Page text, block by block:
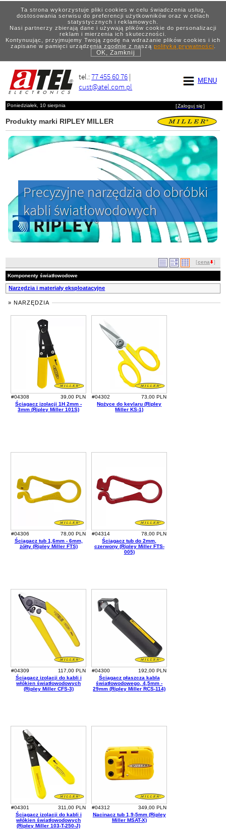
Ta strona wykorzystuje pliki cookies w celu świadczenia usług,
dostosowania serwisu do preferencji użytkowników oraz w celach
statystycznych i reklamowych.
Nasi partnerzy zbierają dane i używają plików cookie do personalizacji
reklam i mierzenia ich skuteczności.
Kontynuując, przyjmujemy Twoją zgodę na wdrażanie plików cookies i ich
zapisane w pamięci urządzenia zgodnie z naszą polityką prywatności.
OK, Zamknij
MENU
tel.:77 455 60 76 |
cust@atel.com.pl
Poniedziałek, 10 sierpnia [Zaloguj się]
Produkty marki RIPLEY MILLER
Precyzyjne narzędzia do obróbki
kabli światłowodowych
[cena ]
Komponenty światłowodowe
Narzędzia i materiały eksploatacyjne
» NARZĘDZIA
#04308
39,00 PLN
Ściągacz izolacji 1H 2mm -
3mm (Ripley Miller 101S)
#04302
73,00 PLN
Nożyce do kevlaru (Ripley
Miller KS-1)
#04306
78,00 PLN
Ściągacz tub 1,6mm - 6mm,
żółty (Ripley Miller FTS)
#04314
78,00 PLN
Ściągacz tub do 2mm,
czerwony (Ripley Miller FTS-
005)
#04309
117,00 PLN
Ściągacz izolacji do kabli i
włókien światłowodowych
(Ripley Miller CFS-3)
#04300
192,00 PLN
Ściągacz płaszcza kabla
światłowodowego, 4,5mm -
29mm (Ripley Miller RCS-114)
#04301
311,00 PLN
Ściągacz izolacji do kabli i
włókien światłowodowych
(Ripley Miller 103-T-250-J)
#04312
349,00 PLN
Nacinacz tub 1,9-5mm (Ripley
Miller MSAT-X)